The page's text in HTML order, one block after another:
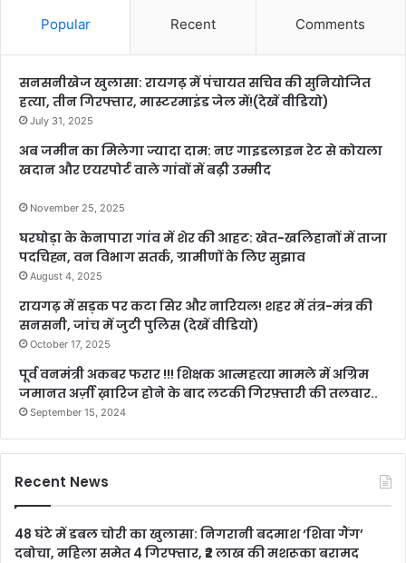
Popular Recent Comments
सनसनीखेज खुलासा: रायगढ़ में पंचायत सचिव की सुनियोजित
हत्या, तीन गिरफ्तार, मास्टरमाइंड जेल में!(देखें वीडियो)
July 31, 2025
अब जमीन का मिलेगा ज्यादा दाम: नए गाइडलाइन रेट से कोयला
खदान और एयरपोर्ट वाले गांवों में बढ़ी उम्मीद
November 25, 2025
घरघोड़ा के केनापारा गांव में शेर की आहट: खेत-खलिहानों में ताजा
पदचिह्न, वन विभाग सतर्क, ग्रामीणों के लिए सुझाव
August 4, 2025
रायगढ़ में सड़क पर कटा सिर और नारियल! शहर में तंत्र-मंत्र की
सनसनी, जांच में जुटी पुलिस (देखें वीडियो)
October 17, 2025
पूर्व वनमंत्री अकबर फरार !!! शिक्षक आत्महत्या मामले में अग्रिम
जमानत अर्ज़ी ख़ारिज होने के बाद लटकी गिरफ़्तारी की तलवार..
September 15, 2024
Recent News
48 घंटे में डबल चोरी का खुलासा: निगरानी बदमाश ‘शिवा गैंग’
दबोचा, महिला समेत 4 गिरफ्तार, ₹2 लाख की मशरूका बरामद